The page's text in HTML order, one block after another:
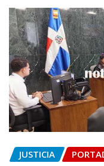
JUSTICIA